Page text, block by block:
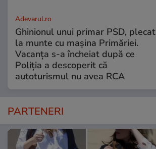
Adevarul.ro
Ghinionul unui primar PSD, plecat
la munte cu mașina Primăriei.
Vacanța s-a încheiat după ce
Poliția a descoperit că
autoturismul nu avea RCA
PARTENERI